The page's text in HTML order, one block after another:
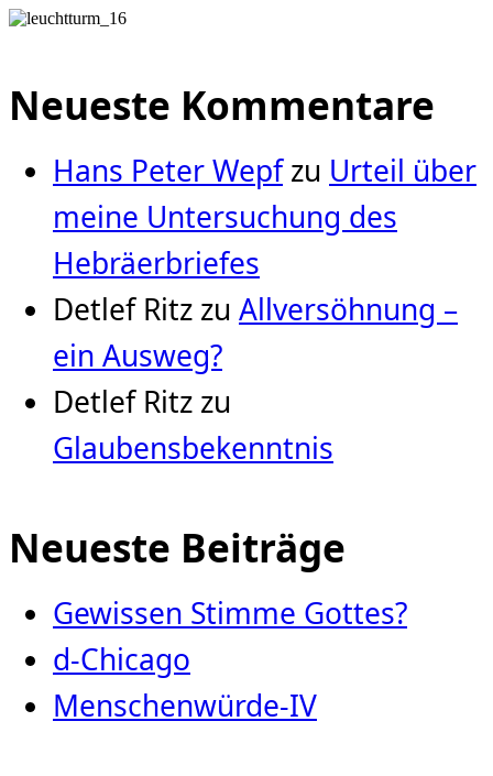
Neueste Kommentare
Hans Peter Wepfzu Urteil über
meine Untersuchung des
Hebräerbriefes
Detlef Ritz zu Allversöhnung –
ein Ausweg?
Detlef Ritz zu
Glaubensbekenntnis
Neueste Beiträge
Gewissen Stimme Gottes?
d-Chicago
Menschenwürde-IV